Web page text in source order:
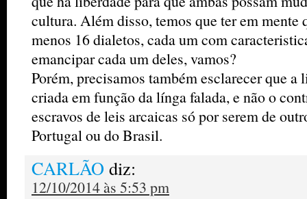
cultura. Além disso, temos que ter em mente
menos 16 dialetos, cada um com
emancipar cada um deles, vamos?
Porém, precisamos também esclarecer que a
criada em função da línga falada, e não o
escravos de leis arcaicas só por serem de
Portugal ou do Brasil.
CARLÃO diz:
12/10/2014 às 5:53 pm